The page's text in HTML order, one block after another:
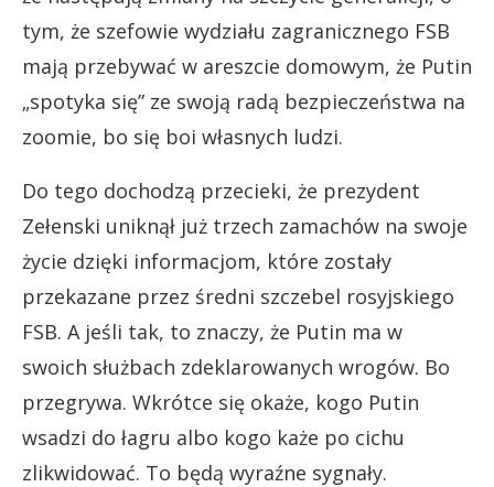
tym, że szefowie wydziału zagranicznego FSB
mają przebywać w areszcie domowym, że Putin
„spotyka się” ze swoją radą bezpieczeństwa na
zoomie, bo się boi własnych ludzi.
Do tego dochodzą przecieki, że prezydent
Zełenski uniknął już trzech zamachów na swoje
życie dzięki informacjom, które zostały
przekazane przez średni szczebel rosyjskiego
FSB. A jeśli tak, to znaczy, że Putin ma w
swoich służbach zdeklarowanych wrogów. Bo
przegrywa. Wkrótce się okaże, kogo Putin
wsadzi do łagru albo kogo każe po cichu
zlikwidować. To będą wyraźne sygnały.